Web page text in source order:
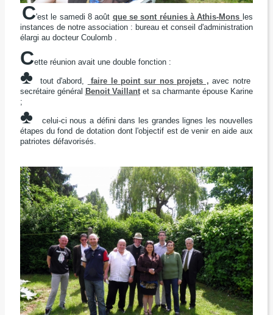
C'est le samedi 8 août que se sont réunies à Athis-Mons les
instances de notre association : bureau et conseil d'administration
élargi au docteur Coulomb
Cette réunion avait une double fonction :
♣ tout d'abord, faire le point sur nos projets , avec notre
secrétaire général Benoit Vaillantet sa charmante épouse Karine
;
♣ celui-ci nous a défini dans les grandes lignes les nouvelles
étapes du fond de dotation dont l'objectif est de venir en aide aux
patriotes défavorisés.